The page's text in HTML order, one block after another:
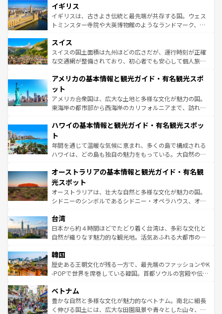
香り高いラベンダー畑など、多彩な楽しみ方が可能だ。さ
らに、パリ以外の地域にも魅力が溢れており、どの街角に
も豊かな歴史と文化が息づいている。パリ以外の個性あふ
を参照してほしい。
顔を持つこの国は、どこを歩いても飽きることがない。ベ
ルリンの文化的活気、バイエルン州のアルプスの絶景、そ
してライン川沿いのワイン畑といった風景は必見。ビール
は、お酒好きな人にはぜひ体験してほしい。 なお、新着の
ドイツ情報はコンテンツ一覧を参照してほしい。
イギリス
イギリスは、古きよき伝統と最先端が共存する国。ウェス
トミンスター寺院や大英博物館のようなランドマーク、歴
リアごとに異なる魅力がある。また、優雅なアフタヌーン
ティー、ビール好きにはたまらない英国パブ、サッカー観
戦など、本場だからこそできる体験も豊富。イギリスを旅
ンツ一覧を参照してほしい。
スイス
スイスの国土面積は九州ほどの広さだが、運行時刻が正確
な交通網が整備されており、初心者でも安心して個人旅行
の建物がそのまま残る町や、スイスならではのユニークな
博物館もあり、アルプス観光だけでなく町歩きも満喫する
ことができる。国民の所得が高いため物価も高いが、旅行
者向けの交通パス提供のサービスもあり、うまく活用すれ
着のスイス情報はコンテンツ一覧を参照してほしい。
アメリカの基本情報と観光ガイド・有名観光スポ
ット
アメリカ合衆国は、広大な土地と多様な文化が魅力の国。
東海岸の都市部から西海岸のカリフォルニアまで、訪れる
のような巨大都市は、観光、ショッピング、エンターテイ
ンメントが詰まった刺激的なスポットだ。一方、アメリカ
西部には大自然が広がり、グランドキャニオンやイエロー
ストーン国立公園といった絶景が堪能できる。さらに、南
文化が魅力。旅行者はアメリカの各地域で異なる魅力を楽
しみながら、その多様性と豊かな歴史を感じることができ
るだろう。車でのロードトリップや列車の旅も、アメリカ
ならではの贅沢な旅のスタイルだ。 なお、新着のアメリカ
情報は コンテンツ一覧 を参照してほしい。
ハワイの基本情報と観光ガイド・有名観光スポッ
ト
年間を通じて温暖な気候に恵まれ、多くの島で構成される
ハワイは、どの島も独自の魅力をもっている。大自然の神
ワイ島は見逃せない。また、定番の観光地といえばオアフ
島だが、静かな自然を求めるならマウイ島やカウアイ島が
おすすめ。エメラルドグリーンに輝く海をはじめ、豊かな
文化や歴史が息づいている。「アロハスピリット」と呼ば
人々、おいしいローカルフードやハワイアンミュージッ
ク、伝統的なフラダンスなど、すべてがハワイの魅力を彩
っている。訪れるたびに新しい発見と感動が待っているハ
はコンテンツ一覧
オーストラリアの基本情報と観光ガイド・有名観
光スポット
オーストラリアは、壮大な自然と多様な文化が魅力の国。
シドニーのシンボルであるシドニー・オペラハウス、オー
リアリーフや大陸中央部にそびえるウルル（エアーズロッ
ク）、タスマニアの美しい原生林やケアンズの熱帯雨林な
ど、見どころがたくさん。また、カフェやワイン、オージ
いる。アクティビティも充実しており、サーフィンやダイ
ビング、ハイキングなど、アウトドア好きにはたまらな
い。オーストラリアの多彩な魅力を存分に味わいつくそ
参照してほしい。
台湾
日本から約４時間ほどでたどり着く台湾は、多彩な文化と
自然が織りなす魅力的な観光地。活気あふれる大都市の台
ン）、静ひつな山岳地帯である台湾東部など、都市の喧騒
と山間の静けさが共存しており、訪れる人に新しい発見と
驚きをもたらしてくれる。また、奥深い台湾の食文化も魅
容にもいいと評判のスイーツなど、バラエティ豊かな料理
が味わえる。 なお、新着の台湾情報は コンテンツ一覧を参
照してほしい。
韓国
歴史ある王朝文化が残る一方で、最先端のファッションやK
-POPで世界を席巻している韓国。首都ソウルの宮殿や伝統
き、地方に足を延ばせば四季折々の自然美を楽しむことが
できる。そして、キムチや焼肉、絶品のストリートフード
まで、さまざまな韓国料理が待っている。夜には、韓国な
ベトナム
豊かな自然と多様な文化が魅力的なベトナム。南北に細長
く伸びる国土には、広大な田園風景や青々とした山々、世